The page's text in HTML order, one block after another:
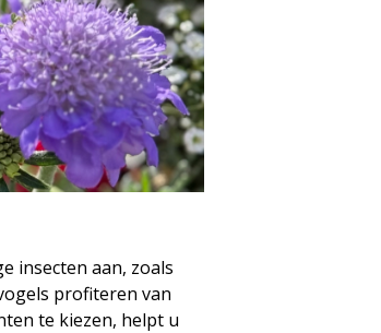
insecten aan, zoals
profiteren van
te kiezen, helpt u